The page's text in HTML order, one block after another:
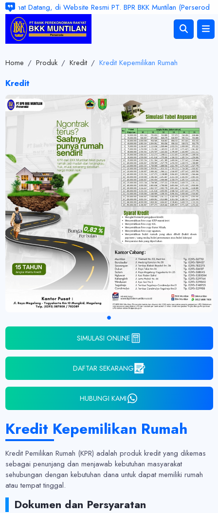
Datang, di Website Resmi PT. BPR BKK Muntilan (Perseroda).
Kredit
Home / Produk / Kredit / Kredit Kepemilikan Rumah
SIMULASI ONLINE
DAFTAR SEKARANG
HUBUNGI KAMI
Kredit Kepemilikan Rumah
Kredit Pemilikan Rumah (KPR) adalah produk kredit yang dikemas
sebagai penunjang dan menjawab kebutuhan masyarakat
sehubungan dengan kebutuhan dana untuk dapat memiliki rumah
atau tempat tinggal.
Dokumen dan Persyaratan